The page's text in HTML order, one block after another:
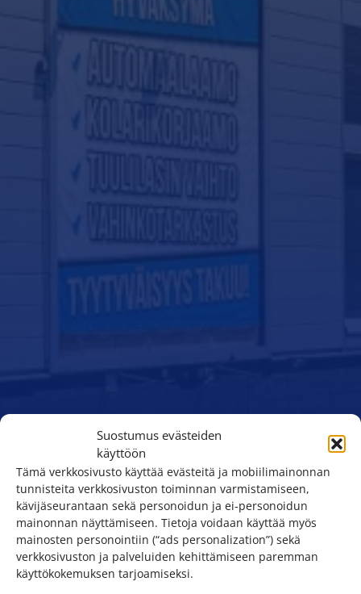
Suostumus evästeiden
käyttöön
Tämä verkkosivusto käyttää evästeitä ja mobiilimainonnan
tunnisteita verkkosivuston toiminnan varmistamiseen,
kävijäseurantaan sekä personoidun ja ei-personoidun
mainonnan näyttämiseen. Tietoja voidaan käyttää myös
mainosten personointiin (“ads personalization”) sekä
verkkosivuston ja palveluiden kehittämiseen paremman
käyttökokemuksen tarjoamiseksi.